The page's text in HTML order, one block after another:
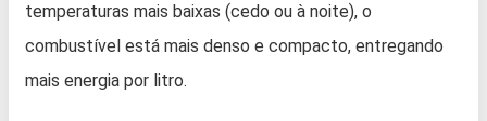
temperaturas mais baixas (cedo ou à noite), o
combustível está mais denso e compacto, entregando
mais energia por litro.